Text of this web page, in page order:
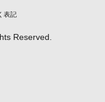
表記
Reserved.